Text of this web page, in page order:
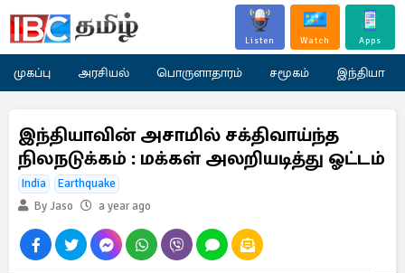
Listen Watch Apps
முகப்பு அரசியல் பொருளாதாரம் சமூகம் இந்தியா
இந்தியாவின் அசாமில் சக்திவாய்ந்த
நிலநடுக்கம் : மக்கள் அலறியடித்து ஓட்டம்
India
Earthquake
By Jaso
a year ago